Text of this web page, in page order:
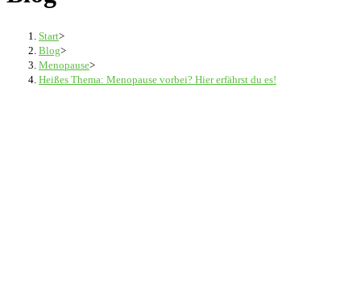
Start>
Blog>
Menopause>
Heißes Thema: Menopause vorbei? Hier erfährst du es!